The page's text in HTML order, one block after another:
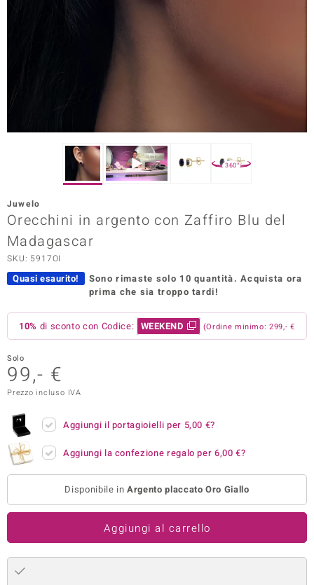
SELECTION
Paraíso
del Boss
Collection
by de Melo
360°
Juwelo
Orecchini in argento con Zaffiro Blu del
Madagascar
SKU: 5917OI
Quasi esaurito! Sono rimaste solo 10 quantità. Acquista ora
prima che sia troppo tardi!
10% di sconto con Codice: WEEKEND (Ordine minimo: 299,- €
Solo
99,- €
Prezzo incluso IVA
Aggiungi il portagioielli per 5,00 €?
Aggiungi la confezione regalo per6,00 €?
Disponibile inArgento placcato Oro Giallo
Aggiungi al carrello